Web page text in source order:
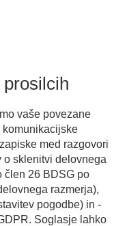
vaše povezane
komunikacijske
med razgovori
o sklenitvi delovnega
člen 26 BDSG po
razmerja),
pogodbe) in -
Soglasje lahko